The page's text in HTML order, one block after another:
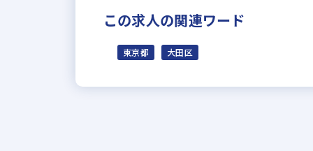
この求人の関連ワード
東京都 大田区